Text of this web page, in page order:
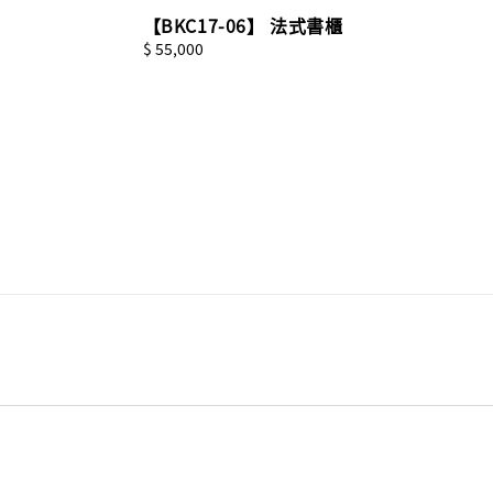
【BKC17-06】 法式書櫃
Regular
$ 55,000